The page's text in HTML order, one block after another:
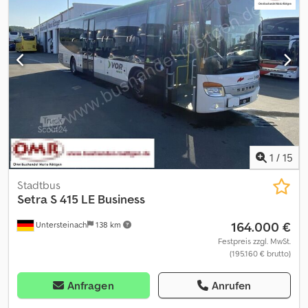
1 / 15
Untersteinach 138 km
Stadtbus
Setra S 415 LE Business
164.000 €
Festpreis zzgl. MwSt.
(195.160 € brutto)
Anfragen Anrufen